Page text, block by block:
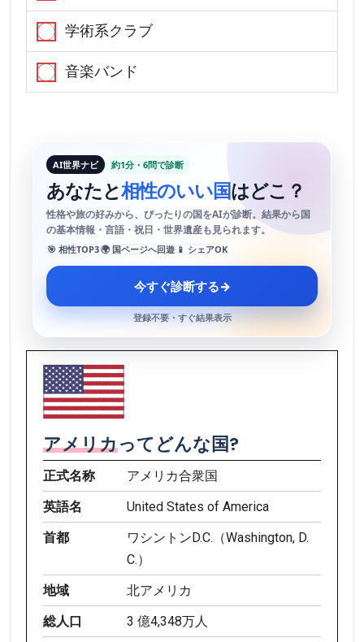
学術系クラブ
音楽バンド
AI世界ナビ 約1分・6問で診断
あなたと相性のいい国はどこ？
性格や旅の好みから、ぴったりの国をAIが診断。結果から国
の基本情報・言語・祝日・世界遺産も見られます。
🎯 相性TOP3🌍 国ページへ回遊 📱 シェアOK
今すぐ診断する→
登録不要・すぐ結果表示
アメリカってどんな国?
正式名称
アメリカ合衆国
英語名
United States of America
首都
ワシントンD.C.（Washington, D.
C.）
地域
北アメリカ
総人口
3 億4,348万人